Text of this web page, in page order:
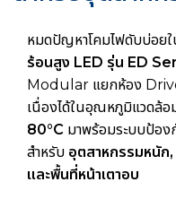
หมดปัญหาโคมไฟดับบ่อย
ร้อนสูง LED รุ่น ED
Modular แยกห้อง
เนื่องได้ในอุณหภูมิแวด
80°C มาพร้อมระบบป้อง
สำหรับ อุตสาหกรรมหนัก,
และพื้นที่หน้าเตาอบ